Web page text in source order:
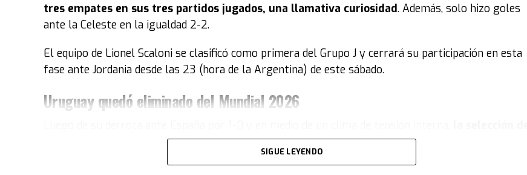
tres empates en sus tres partidos jugados, una llamativa curiosidad. Además, solo hizo goles
ante la Celeste en la igualdad 2-2.
El equipo de Lionel Scaloni se clasificó como primera del Grupo J y cerrará su participación en esta
fase ante Jordania desde las 23 (hora de la Argentina) de este sábado.
Uruguay quedó eliminado del Mundial 2026
Uruguay quedó como tercera de su grupo y eliminada del Mundial. El equipo de Marcelo Bielsa
sumó solo dos puntos y no le alcanzó para meterse entre los mejores terceros.
SIGUE LEYENDO